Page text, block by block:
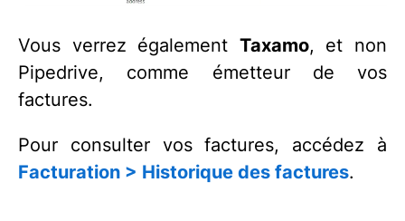
Vous verrez également Taxamo, et non
Pipedrive, comme émetteur de vos
factures.
Pour consulter vos factures, accédez à
Facturation > Historique des factures.